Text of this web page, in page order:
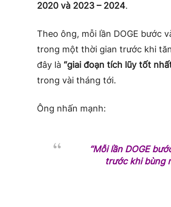
2020 và 2023 – 2024.
Theo ông, mỗi lần DOGE bước
trong một thời gian trước khi
đây là “giai đoạn tích lũy tốt
trong vài tháng tới.
Ông nhấn mạnh:
“Mỗi lần DOGE
trước khi bùng